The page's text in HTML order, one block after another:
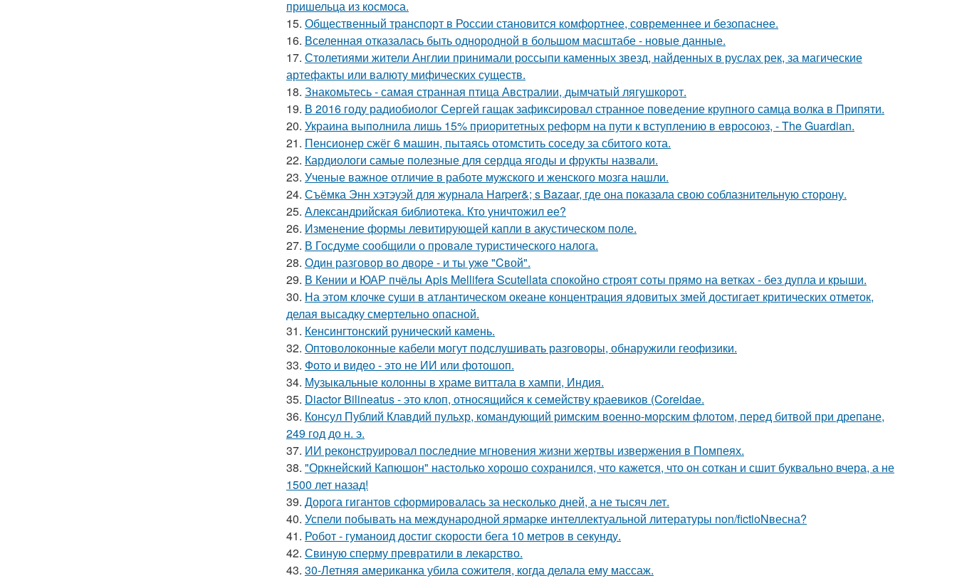
пришельца из космоса.
15. Общественный транспорт в России становится комфортнее, современнее и безопаснее.
16. Вселенная отказалась быть однородной в большом масштабе - новые данные.
17. Столетиями жители Англии принимали россыпи каменных звезд, найденных в руслах рек, за магические
артефакты или валюту мифических существ.
18. Знакомьтесь - самая странная птица Австралии, дымчатый лягушкорот.
19. В 2016 году радиобиолог Сергей гащак зафиксировал странное поведение крупного самца волка в Припяти.
20. Украина выполнила лишь 15% приоритетных реформ на пути к вступлению в евросоюз, - The Guardian.
21. Пенсионер сжёг 6 машин, пытаясь отомстить соседу за сбитого кота.
22. Кардиологи самые полезные для сердца ягоды и фрукты назвали.
23. Ученые важное отличие в работе мужского и женского мозга нашли.
24. Съёмка Энн хэтэуэй для журнала Harper&; s Bazaar, где она показала свою соблазнительную сторону.
25. Александрийская библиотека. Кто уничтожил ее?
26. Изменение формы левитирующей капли в акустическом поле.
27. В Госдуме сообщили о провале туристического налога.
28. Один разговoр во двоpе - и ты ужe "Cвой".
29. В Кении и ЮАР пчёлы Apis Mellifera Scutellata спокойно строят соты прямо на ветках - без дупла и крыши.
30. На этом клочке суши в атлантическом океане концентрация ядовитых змей достигает критических отметок,
делая высадку смертельно опасной.
31. Кенсингтонский рунический камень.
32. Оптоволоконные кабели могут подслушивать разговоры, обнаружили геофизики.
33. Фото и видео - это не ИИ или фотошоп.
34. Музыкальные колонны в храме виттала в хампи, Индия.
35. Diactor Bilineatus - это клоп, относящийся к семейству краевиков (Coreidae.
36. Консул Публий Клавдий пульхр, командующий римским военно-морским флотом, перед битвой при дрепане,
249 год до н. э.
37. ИИ реконструировал последние мгновения жизни жертвы извержения в Помпеях.
38. "Оркнейский Капюшон" настолько хорошо сохранился, что кажется, что он соткан и сшит буквально вчера, а не
1500 лет назад!
39. Дорога гигантов сформировалась за несколько дней, а не тысяч лет.
40. Успели побывать на международной ярмарке интеллектуальной литературы non/fictioNвесна?
41. Робот - гуманоид достиг скорости бега 10 метров в секунду.
42. Свиную сперму превратили в лекарство.
43. 30-Летняя американка убила сожителя, когда делала ему массаж.